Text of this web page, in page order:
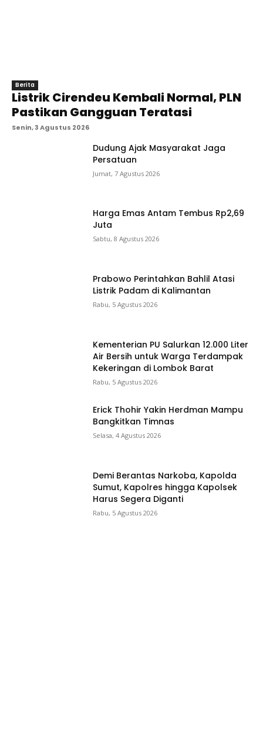
Berita
Listrik Cirendeu Kembali Normal, PLN
Pastikan Gangguan Teratasi
Senin, 3 Agustus 2026
Dudung Ajak Masyarakat Jaga
Persatuan
Jumat, 7 Agustus 2026
Harga Emas Antam Tembus Rp2,69
Juta
Sabtu, 8 Agustus 2026
Prabowo Perintahkan Bahlil Atasi
Listrik Padam di Kalimantan
Rabu, 5 Agustus 2026
Kementerian PU Salurkan 12.000 Liter
Air Bersih untuk Warga Terdampak
Kekeringan di Lombok Barat
Rabu, 5 Agustus 2026
Erick Thohir Yakin Herdman Mampu
Bangkitkan Timnas
Selasa, 4 Agustus 2026
Demi Berantas Narkoba, Kapolda
Sumut, Kapolres hingga Kapolsek
Harus Segera Diganti
Rabu, 5 Agustus 2026